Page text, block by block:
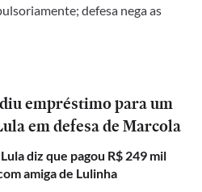
defesa nega as
empréstimo para um
em defesa de Marcola
diz que pagou R$ 249 mil
amiga de Lulinha